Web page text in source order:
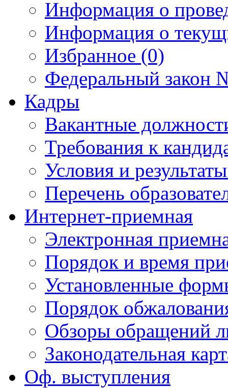
Информация о
Информация о
Избранное (0)
Федеральный закон
Кадры
Вакантные
Требования к
Условия и
Перечень
Интернет-приемная
Электронная
Порядок и время
Установленные
Порядок
Обзоры обращений
Законодательная
Оф. выступления